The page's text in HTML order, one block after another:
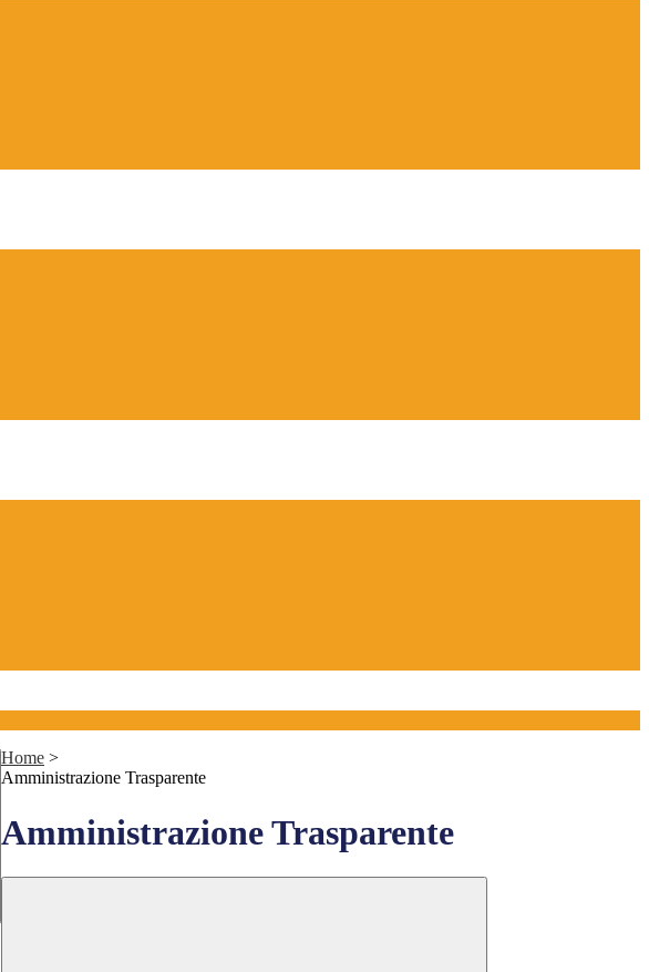
Home >
Amministrazione Trasparente
Amministrazione Trasparente